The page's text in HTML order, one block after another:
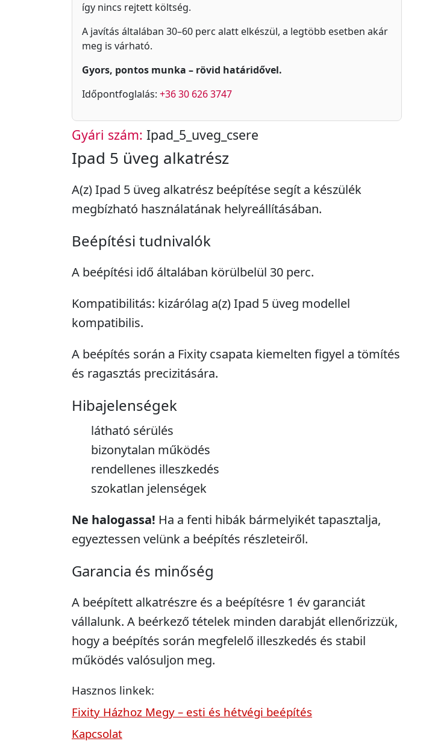
így nincs rejtett költség.
A javítás általában 30–60 perc alatt elkészül, a legtöbb esetben akár
meg is várható.
Gyors, pontos munka – rövid határidővel.
Időpontfoglalás: +36 30 626 3747
Gyári szám: Ipad_5_uveg_csere
Ipad 5 üveg alkatrész
A(z) Ipad 5 üveg alkatrész beépítése segít a készülék
megbízható használatának helyreállításában.
Beépítési tudnivalók
A beépítési idő általában körülbelül 30 perc.
Kompatibilitás: kizárólag a(z) Ipad 5 üveg modellel
kompatibilis.
A beépítés során a Fixity csapata kiemelten figyel a tömítés
és ragasztás precizitására.
Hibajelenségek
látható sérülés
bizonytalan működés
rendellenes illeszkedés
szokatlan jelenségek
Ne halogassa! Ha a fenti hibák bármelyikét tapasztalja,
egyeztessen velünk a beépítés részleteiről.
Garancia és minőség
A beépített alkatrészre és a beépítésre 1 év garanciát
vállalunk. A beérkező tételek minden darabját ellenőrizzük,
hogy a beépítés során megfelelő illeszkedés és stabil
működés valósuljon meg.
Hasznos linkek:
Fixity Házhoz Megy – esti és hétvégi beépítés
Kapcsolat